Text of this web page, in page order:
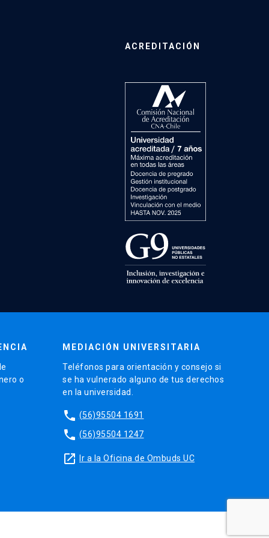
ACREDITACIÓN
o
MEDIACIÓN UNIVERSITARIA
Teléfonos para orientación y consejo si
se ha vulnerado alguno de tus derechos
en la universidad.
phone (56)95504 1691
phone (56)95504 1247
launch Ir a la Oficina de Ombuds UC